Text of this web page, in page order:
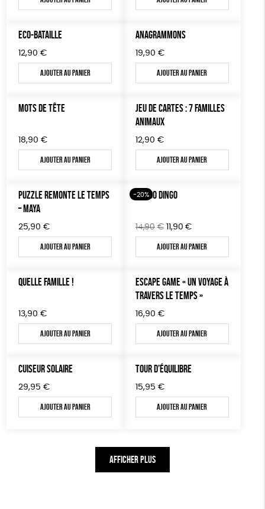
ECO-BATAILLE
12,90 €
Ajouter au panier
ANAGRAMMONS
19,90 €
Ajouter au panier
MOTS DE TÊTE
18,90 €
Ajouter au panier
JEU DE CARTES : 7 FAMILLES
ANIMAUX
12,90 €
Ajouter au panier
PUZZLE REMONTE LE TEMPS
– MAYA
25,90 €
Ajouter au panier
-20%
RANDO DINGO
14,90 € Le
prix
initial
11,90 €Le
prix
actuel
Ajouter au panier
QUELLE FAMILLE !
13,90 €
Ajouter au panier
ESCAPE GAME « UN VOYAGE À
TRAVERS LE TEMPS »
16,90 €
Ajouter au panier
CUISEUR SOLAIRE
29,95 €
Ajouter au panier
TOUR D’ÉQUILIBRE
15,95 €
Ajouter au panier
AFFICHER PLUS